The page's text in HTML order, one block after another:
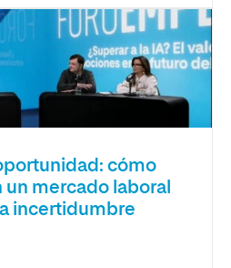
cómo
mercado laboral
incertidumbre